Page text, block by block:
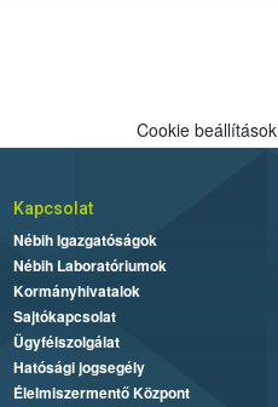
Cookie beállítások
Kapcsolat
Nébih Igazgatóságok
Nébih Laboratóriumok
Kormányhivatalok
Sajtókapcsolat
Ügyfélszolgálat
Hatósági jogsegély
Élelmiszermentő Központ